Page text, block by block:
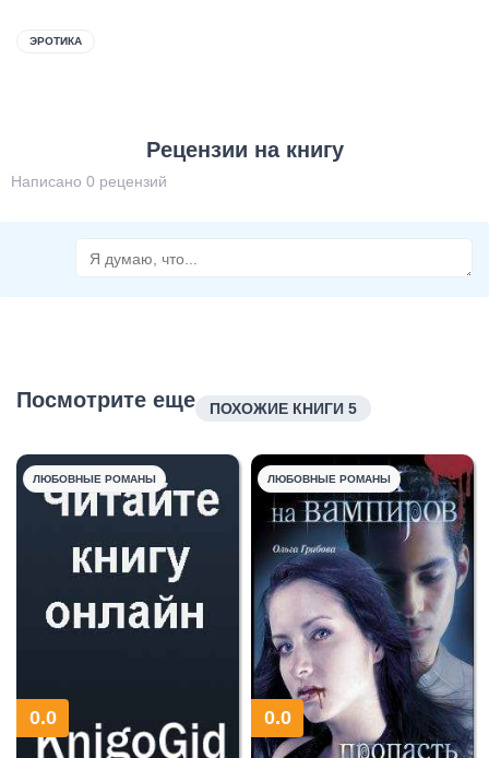
ЭРОТИКА
Рецензии на книгу
Написано 0 рецензий
Посмотрите еще ПОХОЖИЕ КНИГИ 5
ЛЮБОВНЫЕ РОМАНЫ
0.0
ЛЮБОВНЫЕ РОМАНЫ
0.0